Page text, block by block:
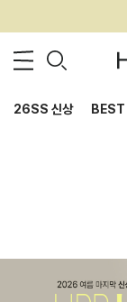
26SS 신상 BEST